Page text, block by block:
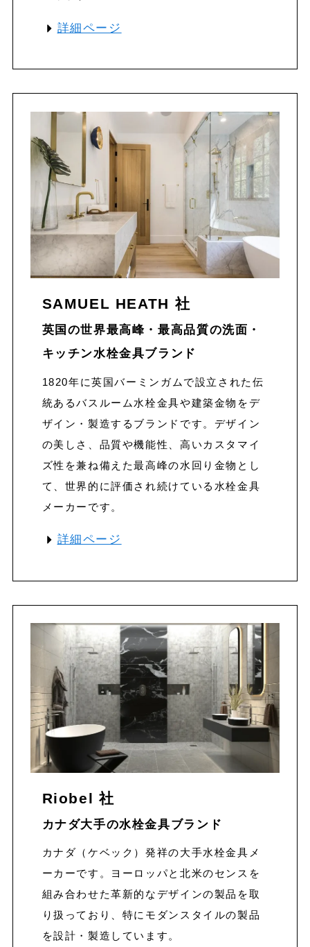
詳細ページ
SAMUEL HEATH 社
英国の世界最高峰・最高品質の洗面・
キッチン水栓金具ブランド
1820年に英国バーミンガムで設立された伝
統あるバスルーム水栓金具や建築金物をデ
ザイン・製造するブランドです。デザイン
の美しさ、品質や機能性、高いカスタマイ
ズ性を兼ね備えた最高峰の水回り金物とし
て、世界的に評価され続けている水栓金具
メーカーです。
詳細ページ
Riobel 社
カナダ大手の水栓金具ブランド
カナダ（ケベック）発祥の大手水栓金具メ
ーカーです。ヨーロッパと北米のセンスを
組み合わせた革新的なデザインの製品を取
り扱っており、特にモダンスタイルの製品
を設計・製造しています。